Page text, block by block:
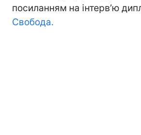
посиланням на інтерв’ю
Свобода.